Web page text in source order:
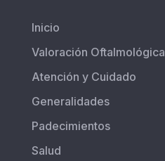
Inicio
Valoración Oftalmológica
Atención y Cuidado
Generalidades
Padecimientos
Salud